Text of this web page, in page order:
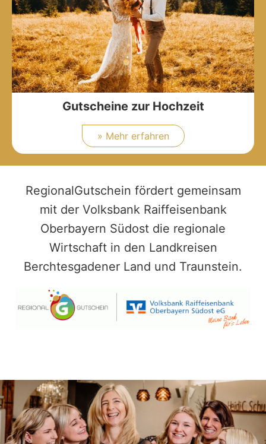
Gutscheine zur Hochzeit
» Mehr erfahren
RegionalGutschein fördert gemeinsam
mit der Volksbank Raiffeisenbank
Oberbayern Südost die regionale
Wirtschaft in den Landkreisen
Berchtesgadener Land und Traunstein.